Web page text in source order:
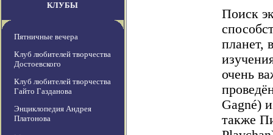
КЛУБЫ
Пятничные вечера
Клуб любителей творчества
Достоевского
Клуб любителей творчества
Гайто Газданова
Энциклопедия Андрея
Платонова
Поиск
планет,
очень
Gagné)
также